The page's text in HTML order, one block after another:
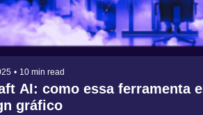
• 10 min read
AI: como essa ferramenta
gráfico